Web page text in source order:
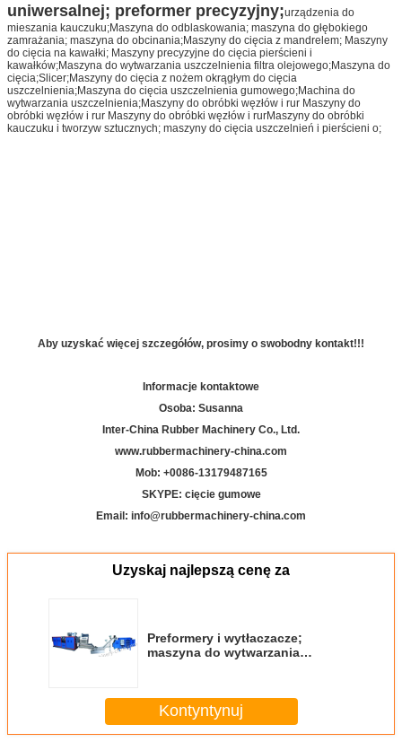
uniwersalnej; preformer precyzyjny;urządzenia do
mieszania kauczuku;Maszyna do odblaskowania; maszyna do głębokiego
zamrażania; maszyna do obcinania;Maszyny do cięcia z mandrelem; Maszyny
do cięcia na kawałki; Maszyny precyzyjne do cięcia pierścieni i
kawałków;Maszyna do wytwarzania uszczelnienia filtra olejowego;Maszyna do
cięcia;Slicer;Maszyny do cięcia z nożem okrągłym do cięcia
uszczelnienia;Maszyna do cięcia uszczelnienia gumowego;Machina do
wytwarzania uszczelnienia;Maszyny do obróbki węzłów i rur Maszyny do
obróbki węzłów i rur Maszyny do obróbki węzłów i rurMaszyny do obróbki
kauczuku i tworzyw sztucznych; maszyny do cięcia uszczelnień i pierścieni o;
Aby uzyskać więcej szczegółów, prosimy o swobodny kontakt!!!
Informacje kontaktowe
Osoba: Susanna
Inter-China Rubber Machinery Co., Ltd.
www.rubbermachinery-china.com
Mob: +0086-13179487165
SKYPE: cięcie gumowe
Email: info@rubbermachinery-china.com
Uzyskaj najlepszą cenę za
Preformery i wytłaczacze;
maszyna do wytwarzania
sztucznych sztucznych
sztucznych sztucznych
sztucznych sztucznych
sztucznych sztucznych
Kontyntynuj